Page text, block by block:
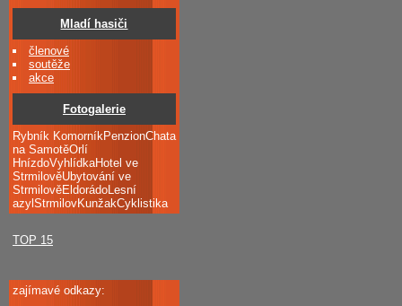
Mladí hasiči
členové
soutěže
akce
Fotogalerie
Rybník KomorníkPenzionChata
na SamotěOrlí
HnízdoVyhlídkaHotel ve
StrmilověUbytování ve
StrmilověEldorádoLesní
azylStrmilovKunžakCyklistika
TOP 15
zajímavé odkazy: